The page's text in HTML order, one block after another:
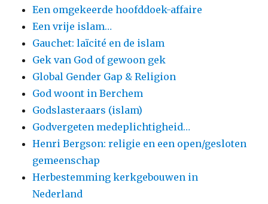
Een omgekeerde hoofddoek-affaire
Een vrije islam…
Gauchet: laïcité en de islam
Gek van God of gewoon gek
Global Gender Gap & Religion
God woont in Berchem
Godslasteraars (islam)
Godvergeten medeplichtigheid…
Henri Bergson: religie en een open/gesloten
gemeenschap
Herbestemming kerkgebouwen in
Nederland